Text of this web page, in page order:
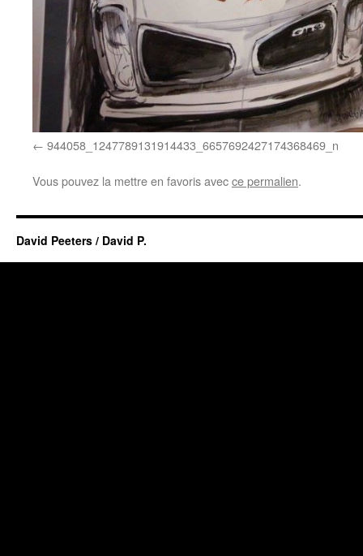
944058_1247789131914433_6657692427174368469_n
Vous pouvez la mettre en favoris avecce permalien.
David Peeters / David P.